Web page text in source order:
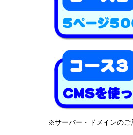
※サーバー・ドメインのご